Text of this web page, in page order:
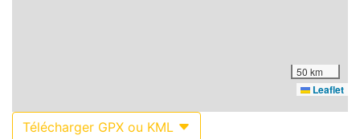
50 km
Leaflet
Télécharger GPX ou KML